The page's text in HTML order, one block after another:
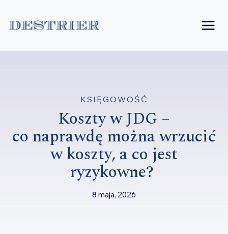
do
KSIĘGOWOŚĆ
Koszty w JDG –
co naprawdę można wrzucić
w koszty, a co jest
ryzykowne?
8 maja, 2026